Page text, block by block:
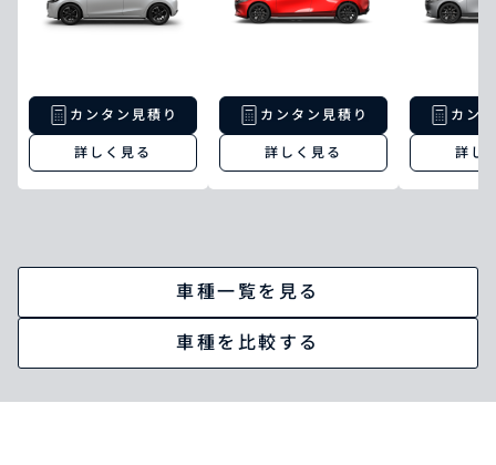
カンタン見積り
詳しく見る
カンタン見積り
詳しく見る
カン
詳し
車種一覧を見る
車種を比較する